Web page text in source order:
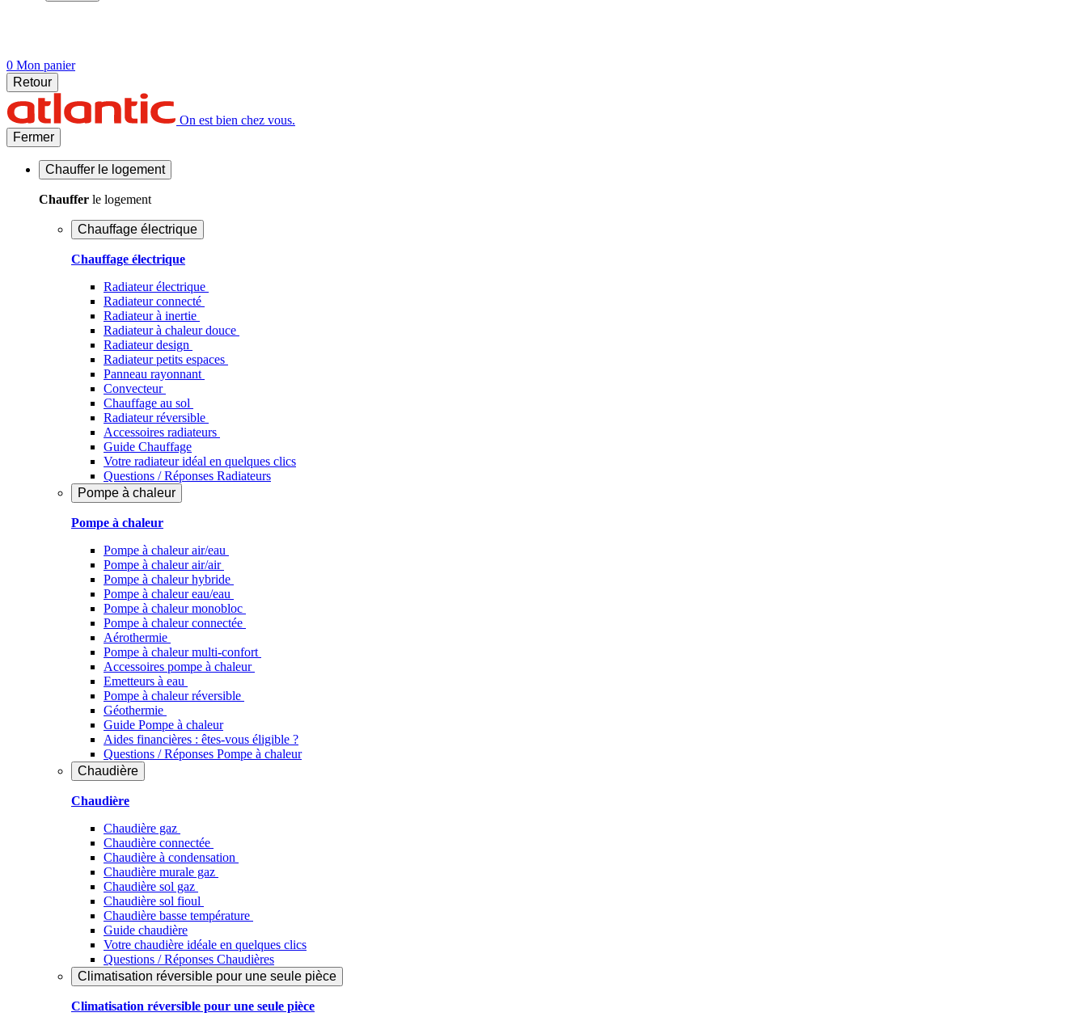
0 Mon panier
Retour
On est bien chez vous.
Fermer
Chauffer le logement
Chauffer le logement
Chauffage électrique
Chauffage électrique
Radiateur électrique
Radiateur connecté
Radiateur à inertie
Radiateur à chaleur douce
Radiateur design
Radiateur petits espaces
Panneau rayonnant
Convecteur
Chauffage au sol
Radiateur réversible
Accessoires radiateurs
Guide Chauffage
Votre radiateur idéal en quelques clics
Questions / Réponses Radiateurs
Pompe à chaleur
Pompe à chaleur
Pompe à chaleur air/eau
Pompe à chaleur air/air
Pompe à chaleur hybride
Pompe à chaleur​ eau/eau
Pompe à chaleur monobloc
Pompe à chaleur connectée
Aérothermie
Pompe à chaleur multi-confort
Accessoires pompe à chaleur
Emetteurs à eau
Pompe à chaleur réversible
Géothermie
Guide Pompe à chaleur
Aides financières : êtes-vous éligible ?
Questions / Réponses Pompe à chaleur
Chaudière
Chaudière
Chaudière gaz
Chaudière connectée
Chaudière à condensation
Chaudière murale gaz
Chaudière sol gaz
Chaudière sol fioul
Chaudière basse température
Guide chaudière
Votre chaudière idéale en quelques clics
Questions / Réponses Chaudières
Climatisation réversible pour une seule pièce
Climatisation réversible pour une seule pièce